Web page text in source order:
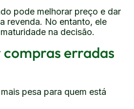
pode melhorar preço e dar
revenda. No entanto, ele
na decisão.
erradas
pesa para quem está